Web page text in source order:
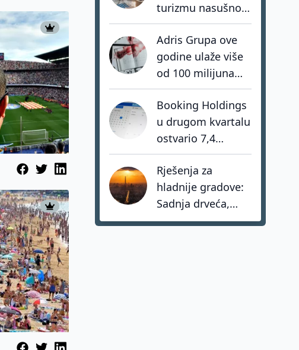
vizijom
turizmu nasušno
nedostaju
hrabrost, stav i -
akcija
Adris Grupa ove
godine ulaže više
od 100 milijuna
eura u turistički
portfelj
Booking Holdings
u drugom kvartalu
ostvario 7,4
milijarde dolara
prihoda
Rješenja za
hladnije gradove:
Sadnja drveća,
zeleni krovovi i